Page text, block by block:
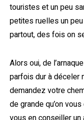
touristes et un peu
petites ruelles un
partout, des fois on
Alors oui, de
parfois dur à déceler
demandez votre
de grande qu’on